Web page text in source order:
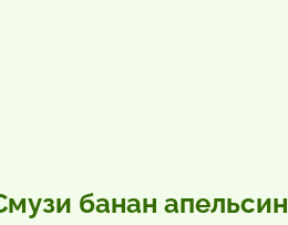
банан апельсин